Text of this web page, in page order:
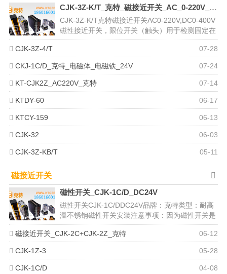
CJK-3Z-K/T_克特_磁接近开关_AC_0-220V_DC_0-400V
CJK-3Z-K/T克特磁接近开关AC0-220V,DC0-400V
磁性接近开关，限位开关（触头）用于检测固定在
被测物体...
07-28
CJK-3Z-4/T
07-24
CKJ-1C/D_克特_电磁体_电磁铁_24V
07-14
KT-CJK2Z_AC220V_克特
06-17
KTDY-60
06-13
KTCY-159
06-03
CJK-32
05-11
CJK-3Z-KB/T
磁接近开关
磁性开关_CJK-1C/D_DC24V
磁性开关CJK-1C/DDC24V品牌：克特类型：耐高
温不锈钢磁性开关安装注意事项：因为磁性开关是
一个危险性较高的产...
06-12
磁接近开关_CJK-2C+CJK-2Z_克特
05-28
CJK-1Z-3
04-08
CJK-1C/D